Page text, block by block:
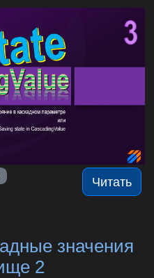
Читать
значения
2